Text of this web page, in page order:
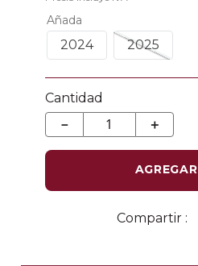
Añada
2024 2025
Cantidad
＋
－
AGREGAR